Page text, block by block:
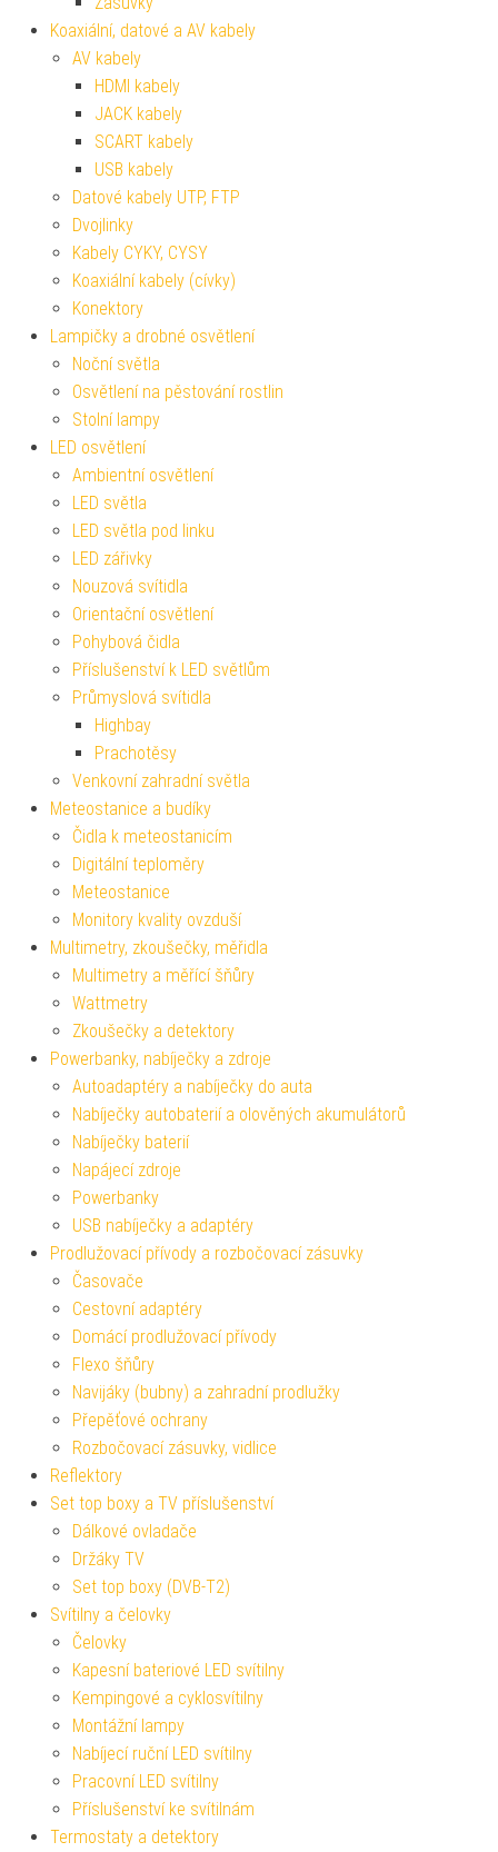
Koaxiální, datové a AV kabely
AV kabely
HDMI kabely
JACK kabely
SCART kabely
USB kabely
Datové kabely UTP, FTP
Dvojlinky
Kabely CYKY, CYSY
Koaxiální kabely (cívky)
Konektory
Lampičky a drobné osvětlení
Noční světla
Osvětlení na pěstování rostlin
Stolní lampy
LED osvětlení
Ambientní osvětlení
LED světla
LED světla pod linku
LED zářivky
Nouzová svítidla
Orientační osvětlení
Pohybová čidla
Příslušenství k LED světlům
Průmyslová svítidla
Highbay
Prachotěsy
Venkovní zahradní světla
Meteostanice a budíky
Čidla k meteostanicím
Digitální teploměry
Meteostanice
Monitory kvality ovzduší
Multimetry, zkoušečky, měřidla
Multimetry a měřící šňůry
Wattmetry
Zkoušečky a detektory
Powerbanky, nabíječky a zdroje
Autoadaptéry a nabíječky do auta
Nabíječky autobaterií a olověných akumulátorů
Nabíječky baterií
Napájecí zdroje
Powerbanky
USB nabíječky a adaptéry
Prodlužovací přívody a rozbočovací zásuvky
Časovače
Cestovní adaptéry
Domácí prodlužovací přívody
Flexo šňůry
Navijáky (bubny) a zahradní prodlužky
Přepěťové ochrany
Rozbočovací zásuvky, vidlice
Reflektory
Set top boxy a TV příslušenství
Dálkové ovladače
Držáky TV
Set top boxy (DVB-T2)
Svítilny a čelovky
Čelovky
Kapesní bateriové LED svítilny
Kempingové a cyklosvítilny
Montážní lampy
Nabíjecí ruční LED svítilny
Pracovní LED svítilny
Příslušenství ke svítilnám
Termostaty a detektory